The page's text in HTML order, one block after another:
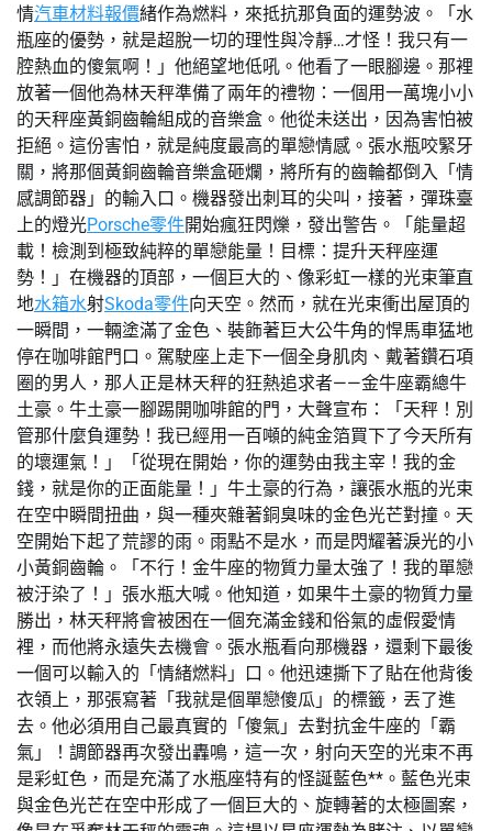
情汽車材料報價緒作為燃料，來抵抗那負面的運勢波。「水
瓶座的優勢，就是超脫一切的理性與冷靜…才怪！我只有一
腔熱血的傻氣啊！」他絕望地低吼。他看了一眼腳邊。那裡
放著一個他為林天秤準備了兩年的禮物：一個用一萬塊小小
的天秤座黃銅齒輪組成的音樂盒。他從未送出，因為害怕被
拒絕。這份害怕，就是純度最高的單戀情感。張水瓶咬緊牙
關，將那個黃銅齒輪音樂盒砸爛，將所有的齒輪都倒入「情
感調節器」的輸入口。機器發出刺耳的尖叫，接著，彈珠臺
上的燈光Porsche零件開始瘋狂閃爍，發出警告。「能量超
載！檢測到極致純粹的單戀能量！目標：提升天秤座運
勢！」在機器的頂部，一個巨大的、像彩虹一樣的光束筆直
地水箱水射Skoda零件向天空。然而，就在光束衝出屋頂的
一瞬間，一輛塗滿了金色、裝飾著巨大公牛角的悍馬車猛地
停在咖啡館門口。駕駛座上走下一個全身肌肉、戴著鑽石項
圈的男人，那人正是林天秤的狂熱追求者——金牛座霸總牛
土豪。牛土豪一腳踢開咖啡館的門，大聲宣布：「天秤！別
管那什麼負運勢！我已經用一百噸的純金箔買下了今天所有
的壞運氣！」「從現在開始，你的運勢由我主宰！我的金
錢，就是你的正面能量！」牛土豪的行為，讓張水瓶的光束
在空中瞬間扭曲，與一種夾雜著銅臭味的金色光芒對撞。天
空開始下起了荒謬的雨。雨點不是水，而是閃耀著淚光的小
小黃銅齒輪。「不行！金牛座的物質力量太強了！我的單戀
被汙染了！」張水瓶大喊。他知道，如果牛土豪的物質力量
勝出，林天秤將會被困在一個充滿金錢和俗氣的虛假愛情
裡，而他將永遠失去機會。張水瓶看向那機器，還剩下最後
一個可以輸入的「情緒燃料」口。他迅速撕下了貼在他背後
衣領上，那張寫著「我就是個單戀傻瓜」的標籤，丟了進
去。他必須用自己最真實的「傻氣」去對抗金牛座的「霸
氣」！調節器再次發出轟鳴，這一次，射向天空的光束不再
是彩虹色，而是充滿了水瓶座特有的怪誕藍色**。藍色光束
與金色光芒在空中形成了一個巨大的、旋轉著的太極圖案，